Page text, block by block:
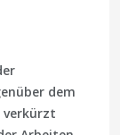
dem
verkürzt